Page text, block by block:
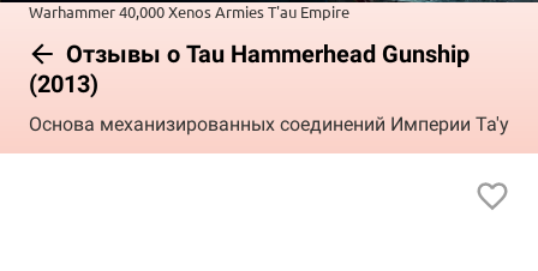
Warhammer 40,000Xenos ArmiesT'au Empire
Отзывы о Tau Hammerhead Gunship
(2013)
Основа механизированных соединений Империи Та'у